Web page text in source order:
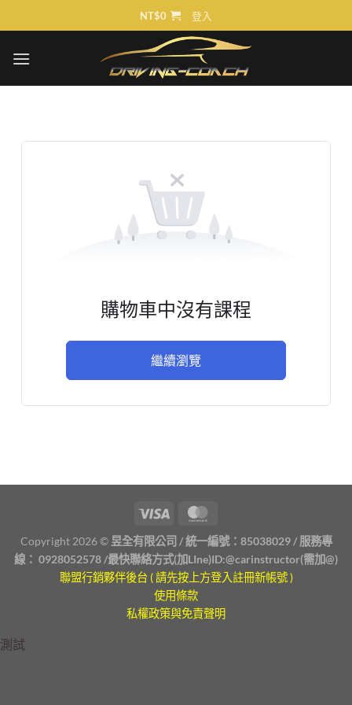
to
NT$0 登入
購物車中沒有課程
繼續瀏覽
Copyright 2026 © 昱全有限公司 / 統一編號：85038029 / 服務專
線： 0928052578/最快聯絡方式(加LIne)ID:@carinstructor(需加@)
聯盟行銷夥伴後台 ( 請先按上方登入註冊新帳號 )
使用條款
私權政策與免責聲明
測試